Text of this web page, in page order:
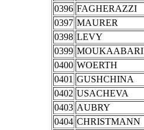
0396 FAGHERAZZI
0397 MAURER
0398 LEVY
0399 MOUKAABARI
0400 WOERTH
0401 GUSHCHINA
0402 USACHEVA
0403 AUBRY
0404 CHRISTMANN